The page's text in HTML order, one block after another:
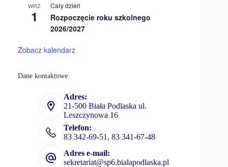
WRZ
1
Cały dzień
Rozpoczęcie roku szkolnego
2026/2027
Zobacz kalendarz
Dane kontaktowe
Adres:
21-500 Biała Podlaska ul.
Leszczynowa 16
Telefon:
83 342-69-51, 83 341-67-48
Adres e-mail:
sekretariat@sp6.bialapodlaska.pl